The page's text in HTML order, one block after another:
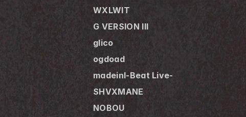
WXLWIT
G VERSION III
glico
ogdoad
madeinl-Beat Live-
SHVXMANE
NOBOU